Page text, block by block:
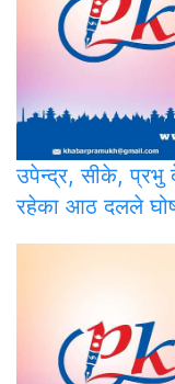
उपेन्द्र, सीके, प्रभु
रहेका आठ दलले